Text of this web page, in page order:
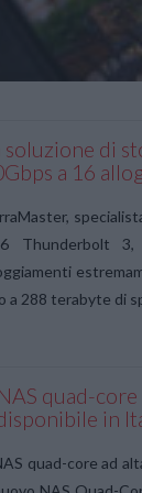
soluzione di
a 16
Thunderbolt
a 288 terabyte di
quad-
in
quad-core ad